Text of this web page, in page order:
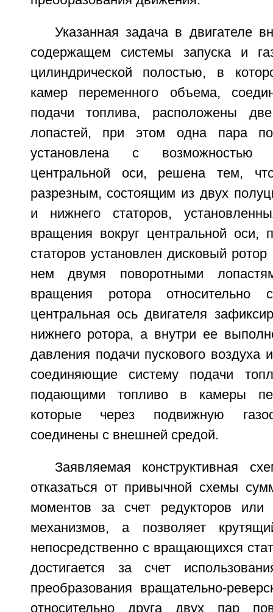
Указанная задача в двигателе
содержащем системы запуска и
цилиндрической полостью, в
камер переменного объема,
подачи топлива, расположены
лопастей, при этом одна пара
установлена с возможностью
центральной оси, решена тем,
разрезным, состоящим из двух
и нижнего статоров,
вращения вокруг центральной оси,
статоров установлен дисковый
нем двумя поворотными
вращения ротора относительно
центральная ось двигателя
нижнего ротора, а внутри ее
давления подачи пускового воздуха
соединяющие систему подачи
подающими топливо в камеры
которые через подвижную
соединены с внешней средой.
Заявляемая конструктивная
отказаться от привычной схемы
моментов за счет редукторов или
механизмов, а позволяет
непосредственно с вращающихся
достигается за счет
преобразования вращательно-
относительно друга двух пар